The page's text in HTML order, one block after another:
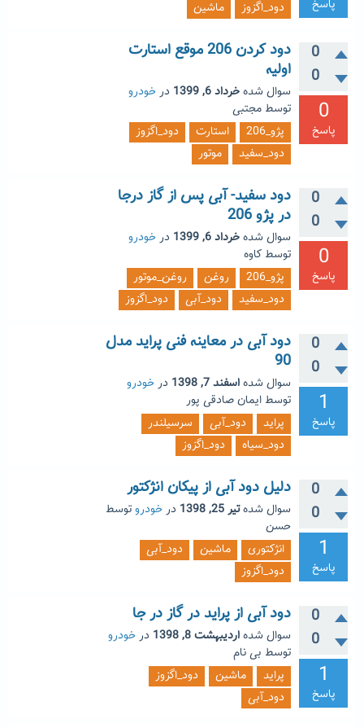
پاسخ دود_اگزوز ماشین
0
0
0
پاسخ
دود کردن 206 موقع استارت
اولیه
سوال شدهخرداد 6, 1399 درخودرو
توسط مجتبی
پژو_206
استارت
دود_اگزوز
دود_سفید
موتور
0
0
0
پاسخ
دود سفید- آبی پس از گاز درجا
در پژو 206
سوال شدهخرداد 6, 1399 درخودرو
توسط کاوه
پژو_206
روغن
روغن_موتور
دود_سفید
دود_آبی دود_اگزوز
0
0
1
پاسخ
دود آبی در معاینه فنی پراید مدل
90
سوال شدهاسفند 7, 1398 درخودرو
توسط ایمان صادقی پور
پراید
دود_آبی
سرسیلندر
دود_سیاه
دود_اگزوز
0
0
1
پاسخ
دلیل دود آبی از پیکان انژکتور
سوال شدهتیر 25, 1398 درخودروتوسط
حسن
انژکتوری
ماشین
دود_آبی
دود_اگزوز
0
0
1
پاسخ
دود آبی از پراید در گاز در جا
سوال شدهاردیبهشت 8, 1398 درخودرو
توسط بی نام
پراید
ماشین
دود_اگزوز
دود_آبی